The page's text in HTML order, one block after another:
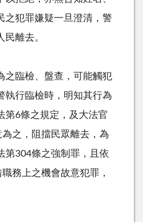
之犯罪嫌疑一旦澄清，警
離去。
之臨檢、盤查，可能觸犯
執行臨檢時，明知其行為
第6條之規定，及大法官
之，阻擋民眾離去，為
第304條之強制罪，且依
務上之機會故意犯罪，